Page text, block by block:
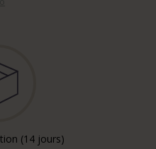
(14 jours)